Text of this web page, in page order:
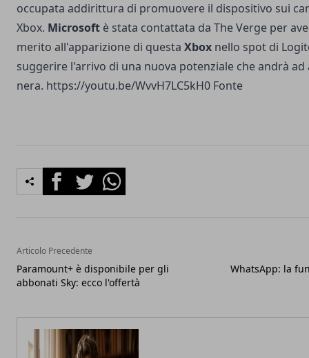
occupata addirittura di promuovere il dispositivo sui
Xbox. Microsoft è stata contattata da The Verge per
merito all'apparizione di questa Xbox nello spot di
suggerire l'arrivo di una nuova potenziale che andrà ad
nera. https://youtu.be/WvvH7LC5kH0 Fonte
FacebookTwitterWhatsapp
Articolo Precedente
Paramount+ è disponibile per gli
abbonati Sky: ecco l'offertà
WhatsApp: la